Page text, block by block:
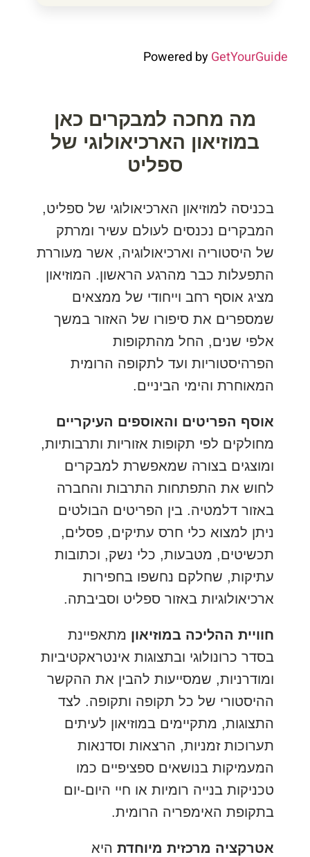
Powered byGetYourGuide
מה מחכה למבקרים כאן
במוזיאון הארכיאולוגי של
ספליט
בכניסה למוזיאון הארכיאולוגי של ספליט,
המבקרים נכנסים לעולם עשיר ומרתק
של היסטוריה וארכיאולוגיה, אשר מעוררת
התפעלות כבר מהרגע הראשון. המוזיאון
מציג אוסף רחב וייחודי של ממצאים
שמספרים את סיפורו של האזור במשך
אלפי שנים, החל מהתקופות
הפרהיסטוריות ועד לתקופה הרומית
המאוחרת והימי הביניים.
אוסף הפריטים והאוספים העיקריים
מחולקים לפי תקופות אזוריות ותרבותיות,
ומוצגים בצורה שמאפשרת למבקרים
לחוש את התפתחות התרבות והחברה
באזור דלמטיה. בין הפריטים הבולטים
ניתן למצוא כלי חרס עתיקים, פסלים,
תכשיטים, מטבעות, כלי נשק, וכתובות
עתיקות, שחלקם נחשפו בחפירות
ארכיאולוגיות באזור ספליט וסביבתה.
חוויית ההליכה במוזיאון מתאפיינת
בסדר כרונולוגי ובתצוגות אינטראקטיביות
ומודרניות, שמסייעות להבין את ההקשר
ההיסטורי של כל תקופה ותקופה. לצד
התצוגות, מתקיימים במוזיאון לעיתים
תערוכות זמניות, הרצאות וסדנאות
המעמיקות בנושאים ספציפיים כמו
טכניקות בנייה רומיות או חיי היום-יום
בתקופת האימפריה הרומית.
אטרקציה מרכזית מיוחדת היא